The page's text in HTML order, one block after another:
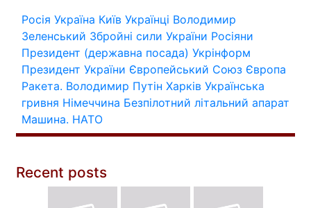
Росія Україна Київ Українці Володимир
Зеленський Збройні сили України Росіяни
Президент (державна посада) Укрінформ
Президент України Європейський Союз Європа
Ракета. Володимир Путін Харків Українська
гривня Німеччина Безпілотний літальний апарат
Машина. НАТО
Recent posts